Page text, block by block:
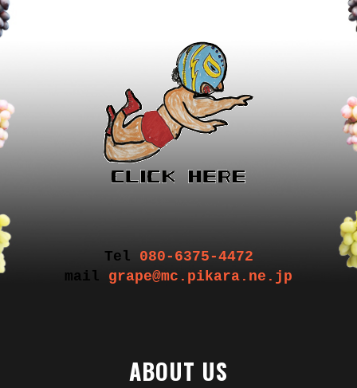
Tel 080-6375-4472
mail grape@mc.pikara.ne.jp
ABOUT US